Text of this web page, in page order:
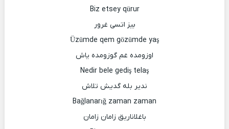
Biz etsey qürur
بیز اتسی غرور
Üzümde qem gözümde yaş
اوزومده غم گوزومده یاش
Nedir bele gediş telaş
ندیر بله گدیش تلاش
Bağlanarığ zaman zaman
باغلاناریق زامان زامان